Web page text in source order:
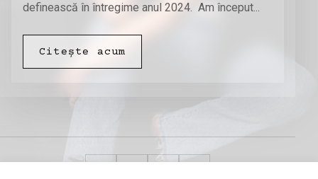
definească în întregime anul 2024. Am început...
Citește acum